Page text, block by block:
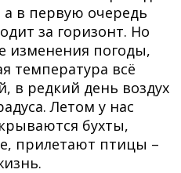
а в первую очередь
за горизонт. Но
изменения погоды,
температура всё
в редкий день воздух
Летом у нас
бухты,
прилетают птицы –